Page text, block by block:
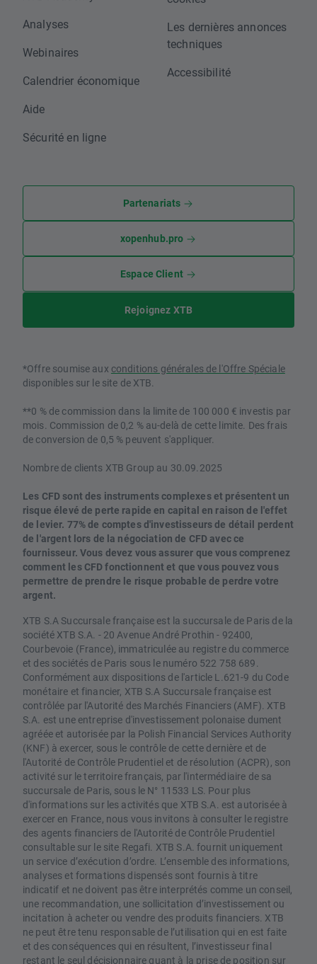
Analyses
Webinaires
Calendrier économique
Aide
Sécurité en ligne
Les dernières annonces
techniques
Accessibilité
Partenariats
xopenhub.pro
Espace Client
Rejoignez XTB
*Offre soumise aux conditions générales de l'Offre Spéciale
disponibles sur le site de XTB.
**0 % de commission dans la limite de 100 000 € investis par
mois. Commission de 0,2 % au-delà de cette limite. Des frais
de conversion de 0,5 % peuvent s'appliquer.
Nombre de clients XTB Group au 30.09.2025
Les CFD sont des instruments complexes et présentent un
risque élevé de perte rapide en capital en raison de l'effet
de levier. 77% de comptes d'investisseurs de détail perdent
de l'argent lors de la négociation de CFD avec ce
fournisseur. Vous devez vous assurer que vous comprenez
comment les CFD fonctionnent et que vous pouvez vous
permettre de prendre le risque probable de perdre votre
argent.
XTB S.A Succursale française est la succursale de Paris de la
société XTB S.A. - 20 Avenue André Prothin - 92400,
Courbevoie (France), immatriculée au registre du commerce
et des sociétés de Paris sous le numéro 522 758 689.
Conformément aux dispositions de l'article L.621-9 du Code
monétaire et financier, XTB S.A Succursale française est
contrôlée par l'Autorité des Marchés Financiers (AMF). XTB
S.A. est une entreprise d'investissement polonaise dument
agréée et autorisée par la Polish Financial Services Authority
(KNF) à exercer, sous le contrôle de cette dernière et de
l'Autorité de Contrôle Prudentiel et de résolution (ACPR), son
activité sur le territoire français, par l'intermédiaire de sa
succursale de Paris, sous le N° 11533 LS. Pour plus
d'informations sur les activités que XTB S.A. est autorisée à
exercer en France, nous vous invitons à consulter le registre
des agents financiers de l'Autorité de Contrôle Prudentiel
consultable sur le site Regafi. XTB S.A. fournit uniquement
un service d’exécution d’ordre. L’ensemble des informations,
analyses et formations dispensés sont fournis à titre
indicatif et ne doivent pas être interprétés comme un conseil,
une recommandation, une sollicitation d’investissement ou
incitation à acheter ou vendre des produits financiers. XTB
ne peut être tenu responsable de l’utilisation qui en est faite
et des conséquences qui en résultent, l’investisseur final
restant le seul décisionnaire quant à la prise de position sur